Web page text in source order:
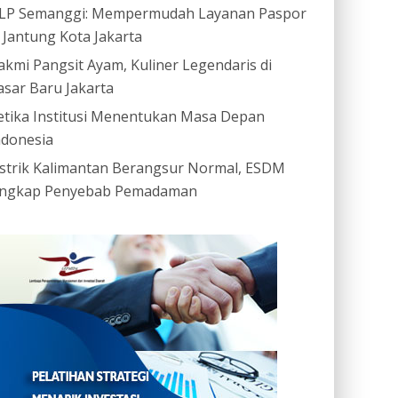
Semanggi: Mempermudah Layanan Paspor
Kota Jakarta
Pangsit Ayam, Kuliner Legendaris di
Baru Jakarta
Institusi Menentukan Masa Depan
Kalimantan Berangsur Normal, ESDM
Penyebab Pemadaman